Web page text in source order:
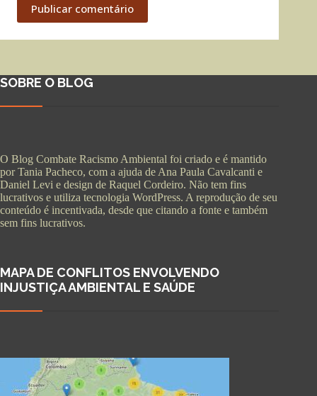
Publicar comentário
SOBRE O BLOG
O Blog Combate Racismo Ambiental foi criado e é mantido
por Tania Pacheco, com a ajuda de Ana Paula Cavalcanti e
Daniel Levi e design de Raquel Cordeiro. Não tem fins
lucrativos e utiliza tecnologia WordPress. A reprodução de seu
conteúdo é incentivada, desde que citando a fonte e também
sem fins lucrativos.
MAPA DE CONFLITOS ENVOLVENDO
INJUSTIÇA AMBIENTAL E SAÚDE